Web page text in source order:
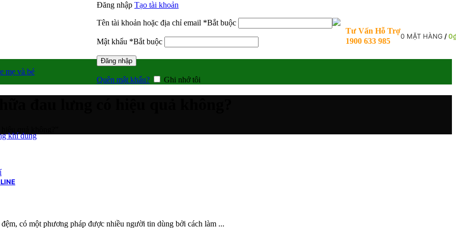
Đăng nhập Tạo tài khoản
Tên tài khoản hoặc địa chỉ email *Bắt buộc
Mật khẩu *Bắt buộc
Đăng nhập
Quên mật khẩu? Ghi nhớ tôi
Tư Vấn Hỗ Trợ
1900 633 985
0 MẶT HÀNG /0
mẹ và bé
khí dung
đau lưng có hiệu quả không?
quả không?”
có một phương pháp được nhiều người tin dùng bởi cách làm ...